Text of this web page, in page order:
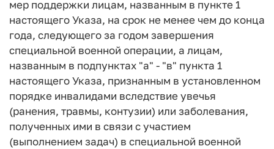
мер поддержки лицам, названным в пункте 1
настоящего Указа, на срок не менее чем до конца
года, следующего за годом завершения
специальной военной операции, а лицам,
названным в подпунктах "а" - "в" пункта 1
настоящего Указа, признанным в установленном
порядке инвалидами вследствие увечья
(ранения, травмы, контузии) или заболевания,
полученных ими в связи с участием
(выполнением задач) в специальной военной